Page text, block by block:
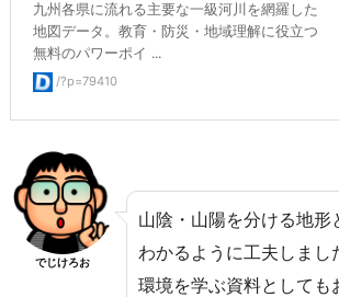
九州各県に流れる主要な一級河川を網羅した
地図データ。教育・防災・地域理解に役立つ
無料のパワーポイ ...
/?p=79410
でじけろお
山陰・山陽を分ける地形
わかるように工夫しま
環境を学ぶ資料としても